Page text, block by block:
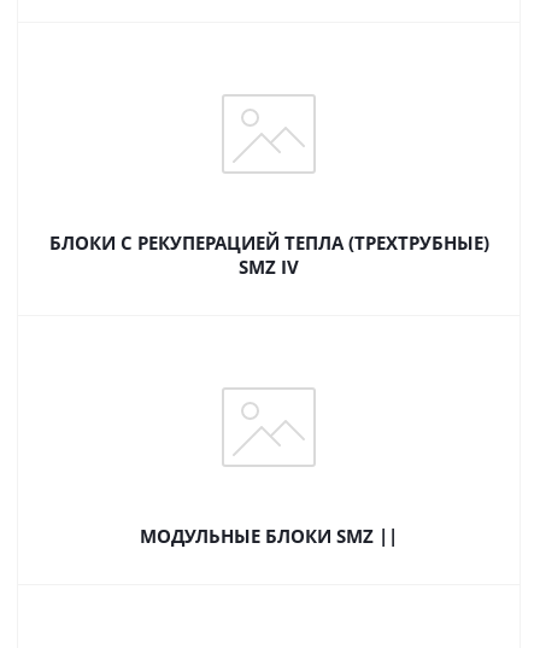
БЛОКИ С РЕКУПЕРАЦИЕЙ ТЕПЛА (ТРЕХТРУБНЫЕ)
SMZ IV
МОДУЛЬНЫЕ БЛОКИ SMZ ||